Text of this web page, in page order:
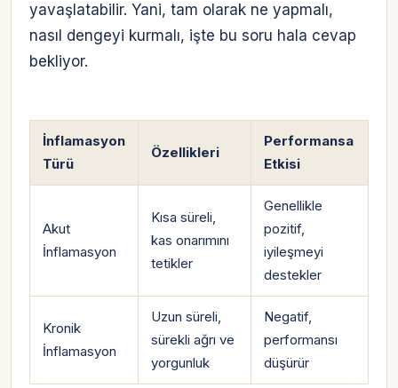
yavaşlatabilir. Yani, tam olarak ne yapmalı,
nasıl dengeyi kurmalı, işte bu soru hala cevap
bekliyor.
İnflamasyon
Türü
Özellikleri
Performansa
Etkisi
Akut
İnflamasyon
Kısa süreli,
kas onarımını
tetikler
Genellikle
pozitif,
iyileşmeyi
destekler
Kronik
İnflamasyon
Uzun süreli,
sürekli ağrı ve
yorgunluk
Negatif,
performansı
düşürür